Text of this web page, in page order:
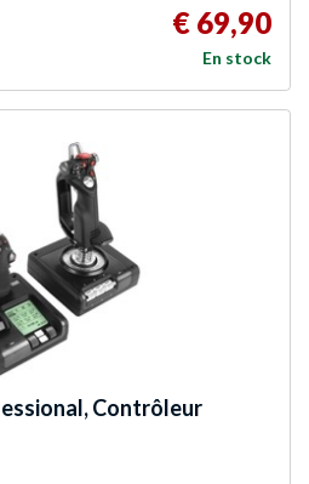
€ 69,90
En stock
Contrôleur